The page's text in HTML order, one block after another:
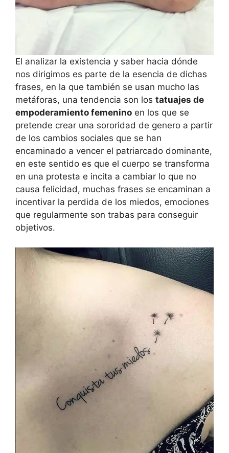
El analizar la existencia y saber hacia dónde
nos dirigimos es parte de la esencia de dichas
frases, en la que también se usan mucho las
metáforas, una tendencia son los tatuajes de
empoderamiento femenino en los que se
pretende crear una sororidad de genero a partir
de los cambios sociales que se han
encaminado a vencer el patriarcado dominante,
en este sentido es que el cuerpo se transforma
en una protesta e incita a cambiar lo que no
causa felicidad, muchas frases se encaminan a
incentivar la perdida de los miedos, emociones
que regularmente son trabas para conseguir
objetivos.